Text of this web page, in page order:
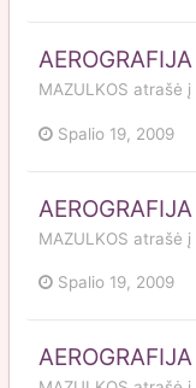
AEROGRAFIJA
MAZULKOS atrašė į
Spalio 19, 2009
AEROGRAFIJA
MAZULKOS atrašė į
Spalio 19, 2009
AEROGRAFIJA